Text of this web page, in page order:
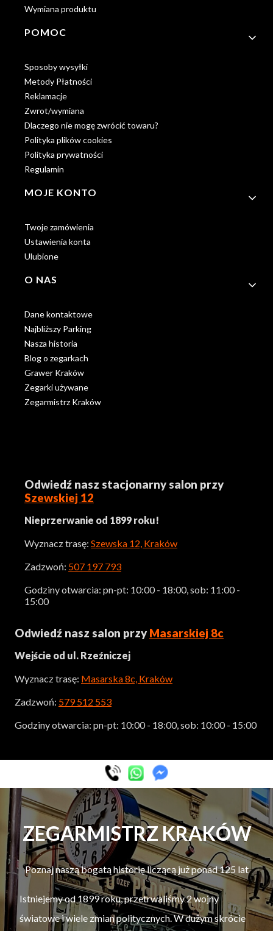
Wymiana produktu
POMOC
Sposoby wysyłki
Metody Płatności
Reklamacje
Zwrot/wymiana
Dlaczego nie mogę zwrócić towaru?
Polityka plików cookies
Polityka prywatności
Regulamin
MOJE KONTO
Twoje zamówienia
Ustawienia konta
Ulubione
O NAS
Dane kontaktowe
Najbliższy Parking
Nasza historia
Blog o zegarkach
Grawer Kraków
Zegarki używane
Zegarmistrz Kraków
Odwiedź nasz stacjonarny salon przy
Szewskiej 12
Nieprzerwanie od 1899 roku!
Wyznacz trasę: Szewska 12, Kraków
Zadzwoń: 507 197 793
Godziny otwarcia: pn-pt: 10:00 - 18:00, sob: 11:00 -
15:00
Odwiedź nasz salon przy Masarskiej 8c
Wejście od ul. Rzeźniczej
Wyznacz trasę: Masarska 8c, Kraków
Zadzwoń: 579 512 553
Godziny otwarcia: pn-pt: 10:00 - 18:00, sob: 10:00 - 15:00
ZEGARMISTRZ KRAKÓW
Poznaj naszą bogatą historię liczącą już ponad 125 lat
Istniejemy od 1899 roku, przetrwaliśmy 2 wojny
światowe i wiele zmian politycznych. W dużym skrócie